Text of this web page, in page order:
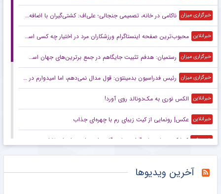
خبرگزاری میزان ناکامی در خانه، تصمیمی جنجالی؛ علی‌اف: کشتی‌گیران با اضافه‌وزن از تیم ملی اخراج می‌شوند!
خبرانلاین محبوب‌ترین صفحه اینستاگرام ورزشکاران مرد در اختیار چه کسی است؟
خبرگزاری میزان رستمیان: هدفم تثبیت جایگاهم در جمع برترین‌های جهان است/ برای درخشش در هر دو ماده آماده می‌شوم
خبرگزاری میزان رئیس فدراسیون بدمینتون: قول مدال نمی‌دهم، اما امیدوارم در ناگویا و داکار اتفاقات خوبی بیفتد/ هدف اصلی ما کسب سهمیه المپیک لس‌آنجلس است
خبرانلاین الکس نوری به مک‌دونالد روی آورد!
خبرانلاین عکس| رونمایی از کیت زیبای رم با چهره‌ای جذاب
خبرورزشی کوشکی دوباره جان گرفت؛ پاس گل و امیدواری برای استقلال
تونل زمان| تیم ملی با گل‌های علی دایی روی سکو رفت/ زخم کاری ایران بر پیکر بحرین
آخرین ویدیوها